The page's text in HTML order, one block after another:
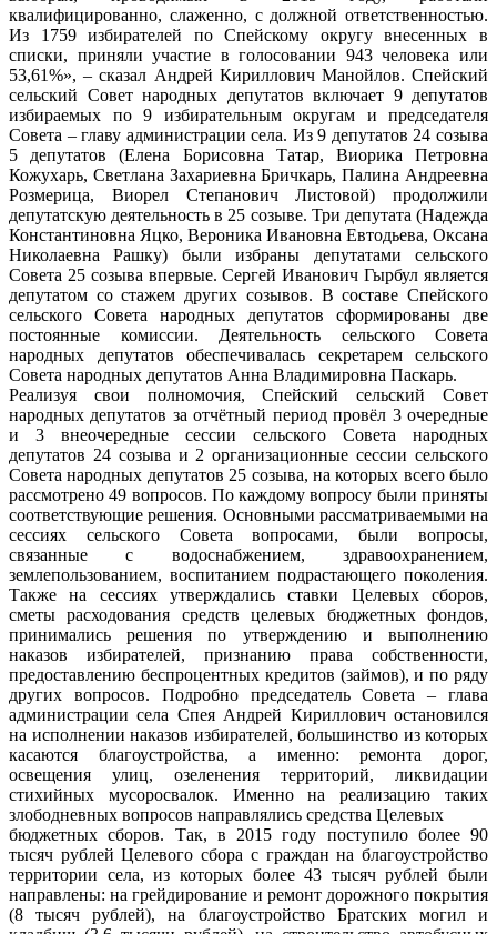
квалифицированно, слаженно, с должной ответственностью.
Из 1759 избирателей по Спейскому округу внесенных в
списки, приняли участие в голосовании 943 человека или
53,61%», – сказал Андрей Кириллович Манойлов. Спейский
сельский Совет народных депутатов включает 9 депутатов
избираемых по 9 избирательным округам и председателя
Совета – главу администрации села. Из 9 депутатов 24 созыва
5 депутатов (Елена Борисовна Татар, Виорика Петровна
Кожухарь, Светлана Захариевна Бричкарь, Палина Андреевна
Розмерица, Виорел Степанович Листовой) продолжили
депутатскую деятельность в 25 созыве. Три депутата (Надежда
Константиновна Яцко, Вероника Ивановна Евтодьева, Оксана
Николаевна Рашку) были избраны депутатами сельского
Совета 25 созыва впервые. Сергей Иванович Гырбул является
депутатом со стажем других созывов. В составе Спейского
сельского Совета народных депутатов сформированы две
постоянные комиссии. Деятельность сельского Совета
народных депутатов обеспечивалась секретарем сельского
Совета народных депутатов Анна Владимировна Паскарь.
Реализуя свои полномочия, Спейский сельский Совет
народных депутатов за отчётный период провёл 3 очередные
и 3 внеочередные сессии сельского Совета народных
депутатов 24 созыва и 2 организационные сессии сельского
Совета народных депутатов 25 созыва, на которых всего было
рассмотрено 49 вопросов. По каждому вопросу были приняты
соответствующие решения. Основными рассматриваемыми на
сессиях сельского Совета вопросами, были вопросы,
связанные с водоснабжением, здравоохранением,
землепользованием, воспитанием подрастающего поколения.
Также на сессиях утверждались ставки Целевых сборов,
сметы расходования средств целевых бюджетных фондов,
принимались решения по утверждению и выполнению
наказов избирателей, признанию права собственности,
предоставлению беспроцентных кредитов (займов), и по ряду
других вопросов. Подробно председатель Совета – глава
администрации села Спея Андрей Кириллович остановился
на исполнении наказов избирателей, большинство из которых
касаются благоустройства, а именно: ремонта дорог,
освещения улиц, озеленения территорий, ликвидации
стихийных мусоросвалок. Именно на реализацию таких
злободневных вопросов направлялись средства Целевых
бюджетных сборов. Так, в 2015 году поступило более 90
тысяч рублей Целевого сбора с граждан на благоустройство
территории села, из которых более 43 тысяч рублей были
направлены: на грейдирование и ремонт дорожного покрытия
(8 тысяч рублей), на благоустройство Братских могил и